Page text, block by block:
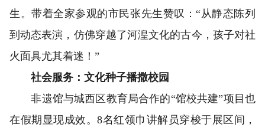
生。带着全家参观的市民张先生赞叹：“从静态陈列
到动态表演，仿佛穿越了河湟文化的古今，孩子对社
火面具尤其着迷！”
社会服务：文化种子播撒校园
非遗馆与城西区教育局合作的“馆校共建”项目也
在假期显现成效。8名红领巾讲解员穿梭于展区间，